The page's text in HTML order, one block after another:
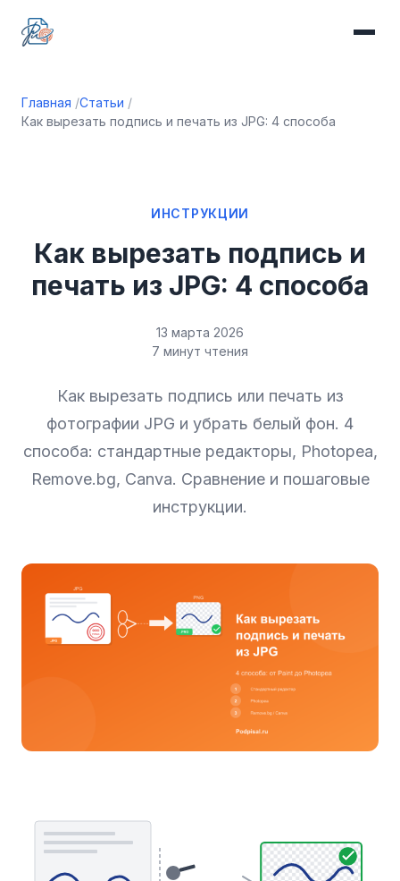
Главная Статьи
Как вырезать подпись и печать из JPG: 4 способа
ИНСТРУКЦИИ
Как вырезать подпись и
печать из JPG: 4 способа
13 марта 2026
7 минут чтения
Как вырезать подпись или печать из
фотографии JPG и убрать белый фон. 4
способа: стандартные редакторы, Photopea,
Remove.bg, Canva. Сравнение и пошаговые
инструкции.